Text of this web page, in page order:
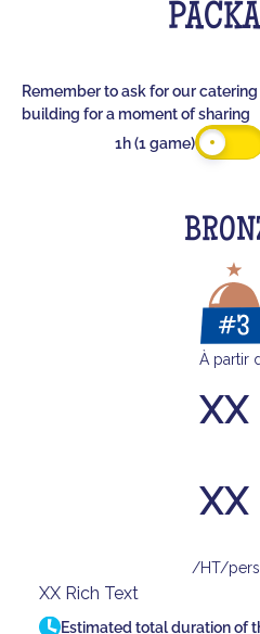
Remember to ask for our
building for a moment of sharing
1h (1 game)
À partir
XX
XX
/HT/
XX Rich Text
Estimated total duration of